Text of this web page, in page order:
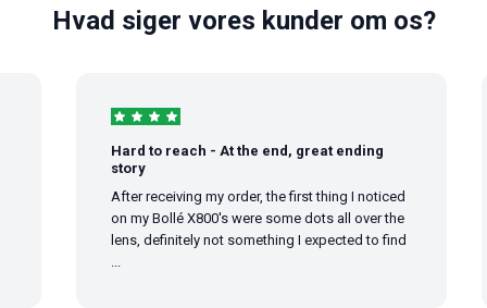
Hvad siger vores kunder om os?
Hard to reach - At the end, great ending
story
After receiving my order, the first thing I noticed
on my Bollé X800's were some dots all over the
lens, definitely not something I expected to find